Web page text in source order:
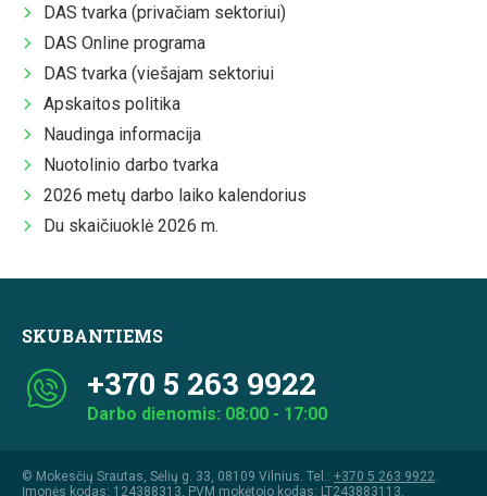
DAS tvarka (privačiam sektoriui)
DAS Online programa
DAS tvarka (viešajam sektoriui
Apskaitos politika
Naudinga informacija
Nuotolinio darbo tvarka
2026 metų darbo laiko kalendorius
Du skaičiuoklė 2026 m.
SKUBANTIEMS
+370 5 263 9922
Darbo dienomis: 08:00 - 17:00
© Mokesčių Srautas, Sėlių g. 33, 08109 Vilnius. Tel.: +370 5 263 9922
Įmonės kodas: 124388313, PVM mokėtojo kodas: LT243883113,